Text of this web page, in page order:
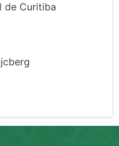
de Curitiba